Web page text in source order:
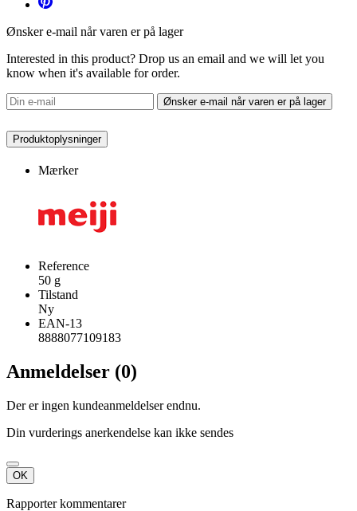
Ønsker e-mail når varen er på lager
Interested in this product? Drop us an email and we will let you
know when it's available for order.
Ønsker e-mail når varen er på lager
Produktoplysninger
Mærker
Reference
50 g
Tilstand
Ny
EAN-13
8888077109183
Anmeldelser (0)
Der er ingen kundeanmeldelser endnu.
Din vurderings anerkendelse kan ikke sendes
OK
Rapporter kommentarer